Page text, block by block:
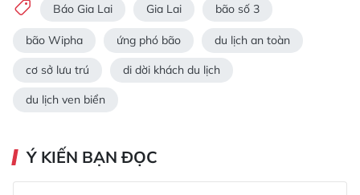
Báo Gia Lai Gia Lai bão số 3
bão Wipha ứng phó bão du lịch an toàn
cơ sở lưu trú di dời khách du lịch
du lịch ven biển
Ý KIẾN BẠN ĐỌC